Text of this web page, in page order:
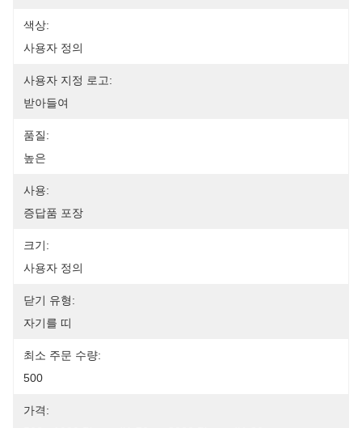
색상:
사용자 정의
사용자 지정 로고:
받아들여
품질:
높은
사용:
증답품 포장
크기:
사용자 정의
닫기 유형:
자기를 띠
최소 주문 수량:
500
가격: